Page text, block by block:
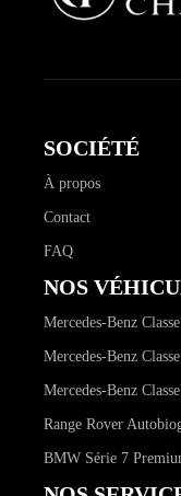
SOCIÉTÉ
À propos
Contact
FAQ
NOS
Mercedes-Benz
Mercedes-Benz
Mercedes-Benz
Range Rover
BMW Série 7